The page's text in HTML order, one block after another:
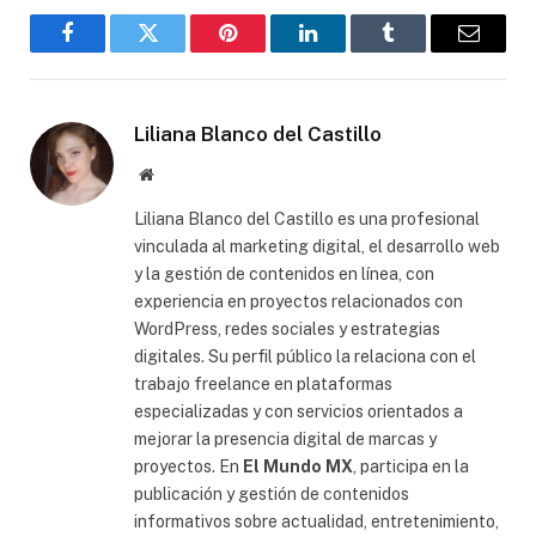
FacebookGorjeo Pinterest LinkedInTumblr
Correo
Liliana Blanco del Castillo
Sitio
Liliana Blanco del Castillo es una profesional
vinculada al marketing digital, el desarrollo web
y la gestión de contenidos en línea, con
experiencia en proyectos relacionados con
WordPress, redes sociales y estrategias
digitales. Su perfil público la relaciona con el
trabajo freelance en plataformas
especializadas y con servicios orientados a
mejorar la presencia digital de marcas y
proyectos. En El Mundo MX , participa en la
publicación y gestión de contenidos
informativos sobre actualidad, entretenimiento,